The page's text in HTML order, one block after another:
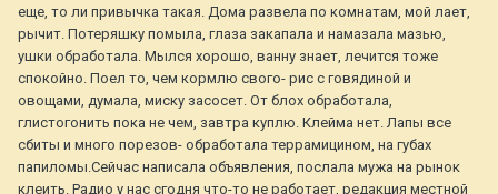
еще, то ли привычка такая. Дома развела по комнатам, мой лает,
рычит. Потеряшку помыла, глаза закапала и намазала мазью,
ушки обработала. Мылся хорошо, ванну знает, лечится тоже
спокойно. Поел то, чем кормлю свого- рис с говядиной и
овощами, думала, миску засосет. От блох обработала,
глистогонить пока не чем, завтра куплю. Клейма нет. Лапы все
сбиты и много порезов- обработала террамицином, на губах
папиломы.Сейчас написала объявления, послала мужа на рынок
клеить. Радио у нас сгодня что-то не работает, редакция местной